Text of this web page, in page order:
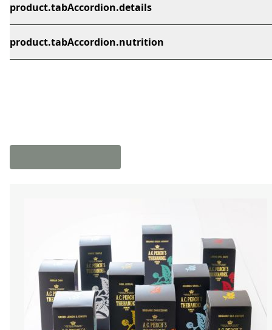
product.tabAccordion.details
product.tabAccordion.nutrition